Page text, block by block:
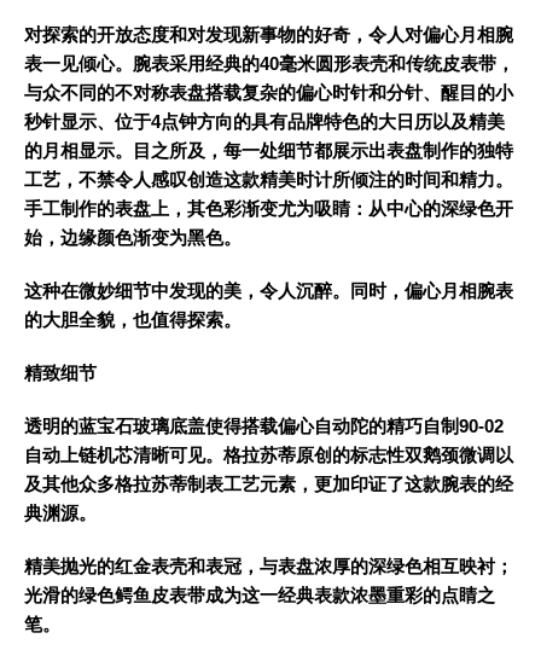
对探索的开放态度和对发现新事物的好奇，令人对偏心月相腕
表一见倾心。腕表采用经典的40毫米圆形表壳和传统皮表带，
与众不同的不对称表盘搭载复杂的偏心时针和分针、醒目的小
秒针显示、位于4点钟方向的具有品牌特色的大日历以及精美
的月相显示。目之所及，每一处细节都展示出表盘制作的独特
工艺，不禁令人感叹创造这款精美时计所倾注的时间和精力。
手工制作的表盘上，其色彩渐变尤为吸睛：从中心的深绿色开
始，边缘颜色渐变为黑色。
这种在微妙细节中发现的美，令人沉醉。同时，偏心月相腕表
的大胆全貌，也值得探索。
精致细节
透明的蓝宝石玻璃底盖使得搭载偏心自动陀的精巧自制90-02
自动上链机芯清晰可见。格拉苏蒂原创的标志性双鹅颈微调以
及其他众多格拉苏蒂制表工艺元素，更加印证了这款腕表的经
典渊源。
精美抛光的红金表壳和表冠，与表盘浓厚的深绿色相互映衬；
光滑的绿色鳄鱼皮表带成为这一经典表款浓墨重彩的点睛之
笔。